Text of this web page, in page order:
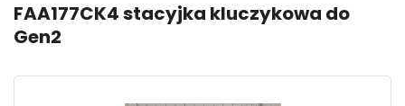
FAA177CK4 stacyjka kluczykowa do
Gen2